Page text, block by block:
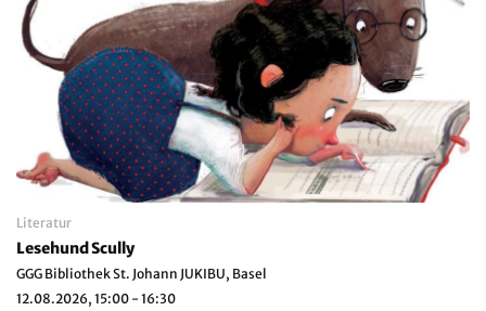
Literatur
Lesehund Scully
GGG Bibliothek St. Johann JUKIBU, Basel
12.08.2026, 15:00 - 16:30